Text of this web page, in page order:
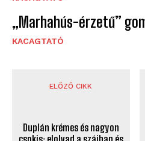
„Marhahús-érzetű”
KACAGTATÓ
ELŐZŐ CIKK